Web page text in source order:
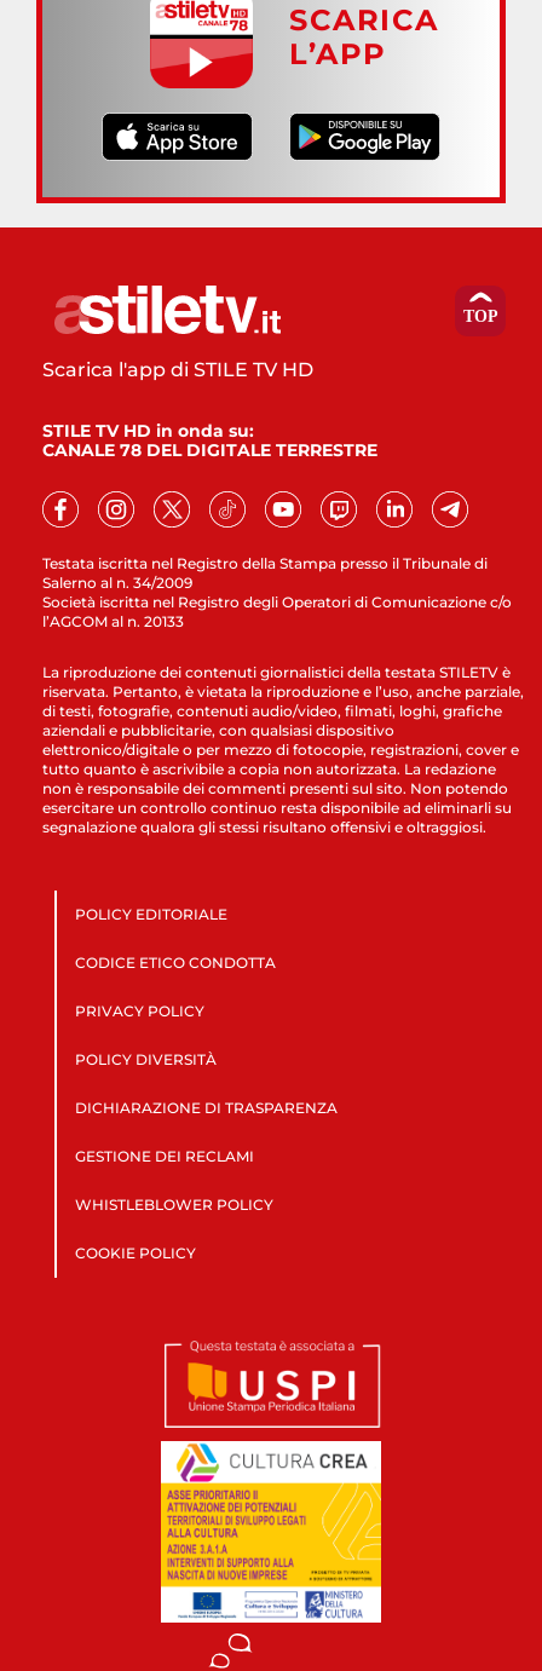
SCARICA
L’APP
Testata iscritta nel Registro della Stampa presso il Tribunale di
Salerno al n. 34/2009
Società iscritta nel Registro degli Operatori di Comunicazione c/o
l’AGCOM al n. 20133
Scarica l'app di STILE TV HD
STILE TV HD in onda su:
CANALE 78 DEL DIGITALE TERRESTRE
La riproduzione dei contenuti giornalistici della testata STILETV è
riservata. Pertanto, è vietata la riproduzione e l’uso, anche parziale,
di testi, fotografie, contenuti audio/video, filmati, loghi, grafiche
aziendali e pubblicitarie, con qualsiasi dispositivo
elettronico/digitale o per mezzo di fotocopie, registrazioni, cover e
tutto quanto è ascrivibile a copia non autorizzata. La redazione
non è responsabile dei commenti presenti sul sito. Non potendo
esercitare un controllo continuo resta disponibile ad eliminarli su
segnalazione qualora gli stessi risultano offensivi e oltraggiosi.
POLICY EDITORIALE
CODICE ETICO CONDOTTA
PRIVACY POLICY
POLICY DIVERSITÀ
DICHIARAZIONE DI TRASPARENZA
GESTIONE DEI RECLAMI
WHISTLEBLOWER POLICY
COOKIE POLICY